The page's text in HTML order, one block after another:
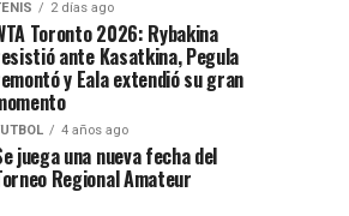
2 días ago
Toronto 2026: Rybakina
ante Kasatkina, Pegula
y Eala extendió su gran
4 años ago
juega una nueva fecha del
Regional Amateur